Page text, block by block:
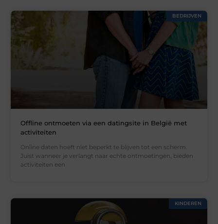
BEDRIJVEN
Offline ontmoeten via een datingsite in België met
activiteiten
Online daten hoeft niet beperkt te blijven tot een scherm.
Juist wanneer je verlangt naar echte ontmoetingen, bieden
activiteiten een
KINDEREN